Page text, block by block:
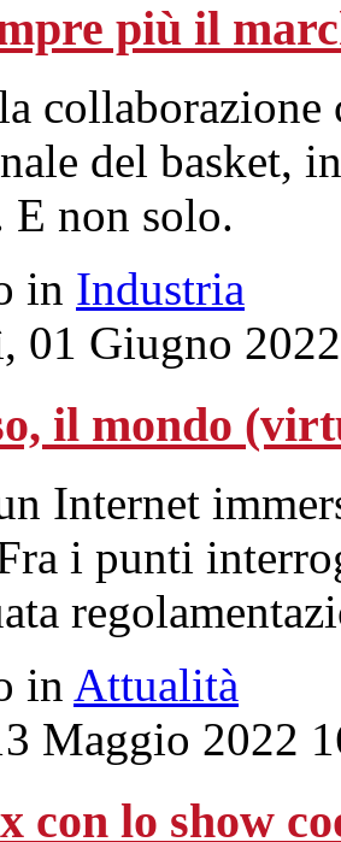
più il
del basket,
E non solo.
in Industria
01 Giugno
il mondo
Internet
i punti
in Attualità
Maggio 2022
con lo show